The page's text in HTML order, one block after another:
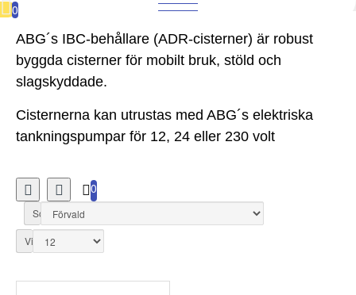
0
ABG´s IBC-behållare (ADR-cisterner) är robust
byggda cisterner för mobilt bruk, stöld och
slagskyddade.
Cisternerna kan utrustas med ABG´s elektriska
tankningspumpar för 12, 24 eller 230 volt
0
Sortera efter:
Visa: